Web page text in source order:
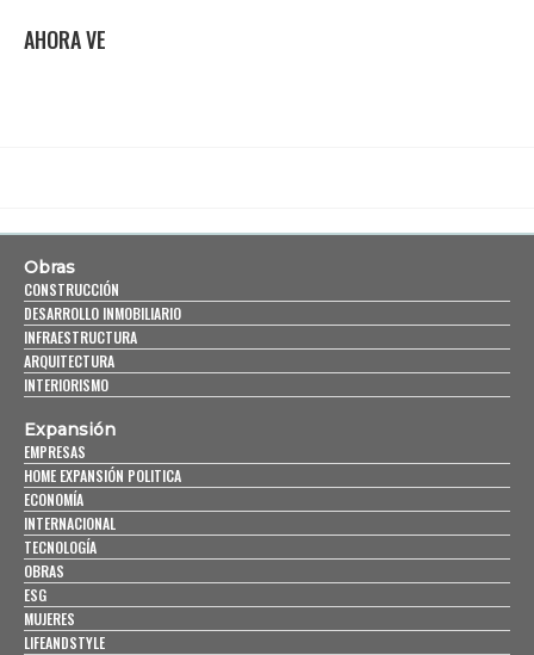
AHORA VE
Obras
CONSTRUCCIÓN
DESARROLLO INMOBILIARIO
INFRAESTRUCTURA
ARQUITECTURA
INTERIORISMO
Expansión
EMPRESAS
HOME EXPANSIÓN POLITICA
ECONOMÍA
INTERNACIONAL
TECNOLOGÍA
OBRAS
ESG
MUJERES
LIFEANDSTYLE